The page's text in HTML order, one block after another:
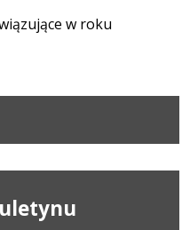
w roku